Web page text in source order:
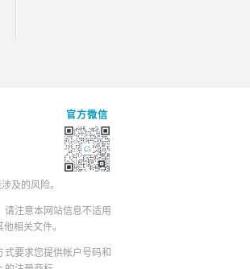
官方微信
及的风险。
注意本网站信息不适用
相关文件。
要求您提供帐户号码和